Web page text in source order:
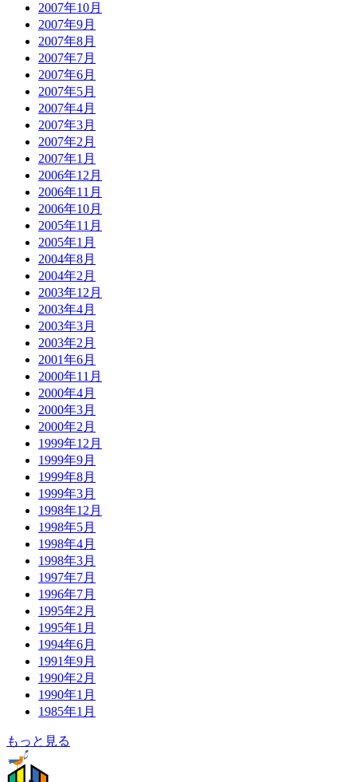
2007年10月
2007年9月
2007年8月
2007年7月
2007年6月
2007年5月
2007年4月
2007年3月
2007年2月
2007年1月
2006年12月
2006年11月
2006年10月
2005年11月
2005年1月
2004年8月
2004年2月
2003年12月
2003年4月
2003年3月
2003年2月
2001年6月
2000年11月
2000年4月
2000年3月
2000年2月
1999年12月
1999年9月
1999年8月
1999年3月
1998年12月
1998年5月
1998年4月
1998年3月
1997年7月
1996年7月
1995年2月
1995年1月
1994年6月
1991年9月
1990年2月
1990年1月
1985年1月
もっと見る